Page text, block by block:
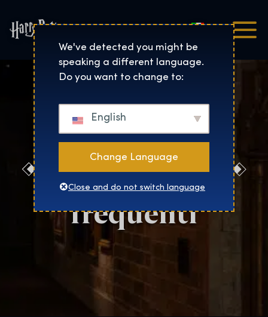
Harry Potter™: The
Italiano
Domande
frequenti
We've detected you might be
speaking a different language.
Do you want to change to:
English
Change Language
Close and do not switch language